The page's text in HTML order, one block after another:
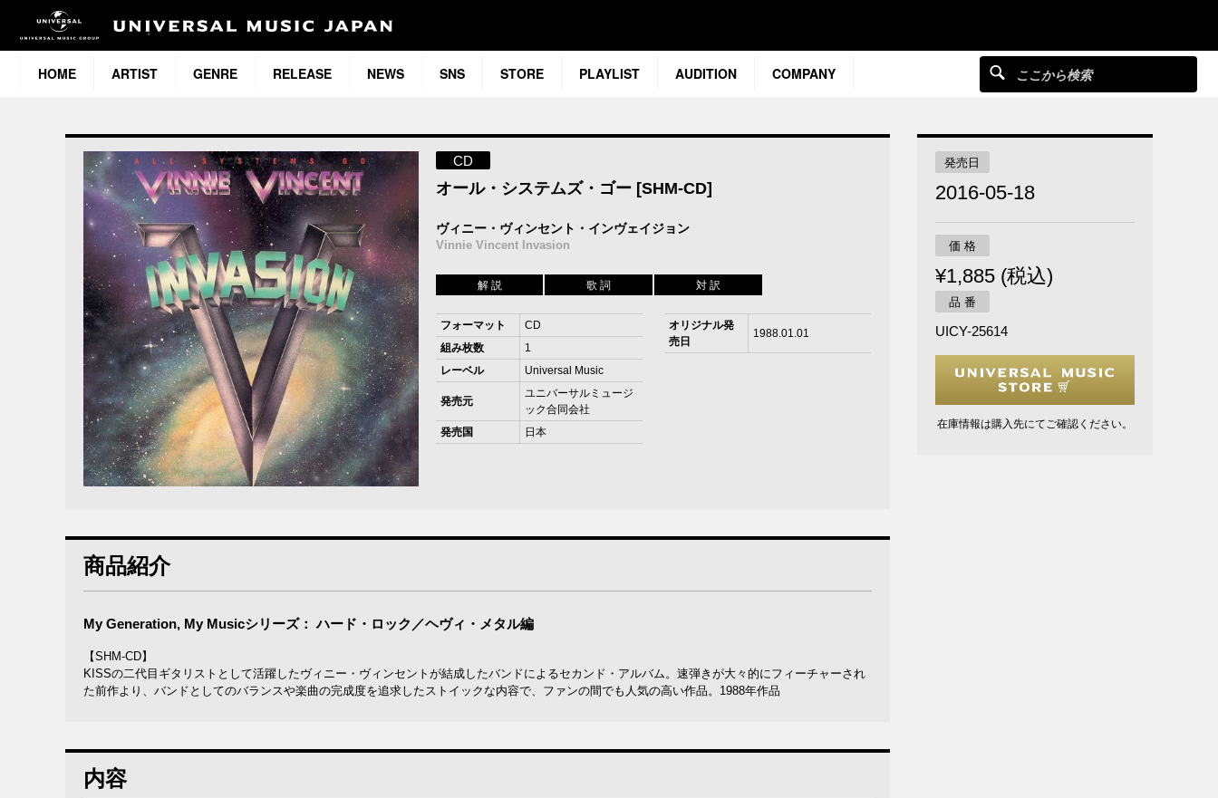
HOME ARTIST GENRE RELEASE NEWS SNS STORE PLAYLIST AUDITION COMPANY
CD
オール・システムズ・ゴー [SHM-CD]
ヴィニー・ヴィンセント・インヴェイジョン
Vinnie Vincent Invasion
解 説 歌 詞 対 訳
フォーマット
CD
組み枚数
1
レーベル
Universal Music
発売元
ユニバーサルミュージ
ック合同会社
発売国
日本
オリジナル発
売日
1988.01.01
商品紹介
My Generation, My Musicシリーズ： ハード・ロック／ヘヴィ・メタル編
【SHM-CD】
KISSの二代目ギタリストとして活躍したヴィニー・ヴィンセントが結成したバンドによるセカンド・アルバム。速弾きが大々的にフィーチャーされ
た前作より、バンドとしてのバランスや楽曲の完成度を追求したストイックな内容で、ファンの間でも人気の高い作品。1988年作品
内容
発売日
2016-05-18
価 格
¥1,885 (税込)
品 番
UICY-25614
在庫情報は購入先にてご確認ください。